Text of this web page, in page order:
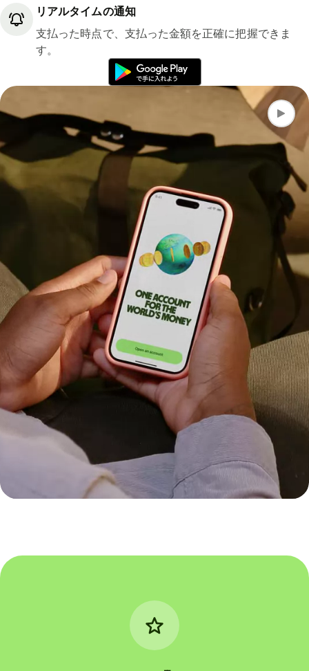
リアルタイムの通知
支払った時点で、支払った金額を正確に把握できま
す。